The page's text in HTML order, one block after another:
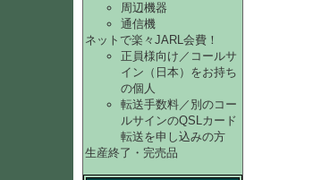
周辺機器
通信機
ネットで楽々JARL会費！
正員様向け／コールサ
イン（日本）をお持ち
の個人
転送手数料／別のコー
ルサインのQSLカード
転送を申し込みの方
生産終了・完売品